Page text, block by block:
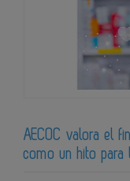
AECOC valora el
como un hito para